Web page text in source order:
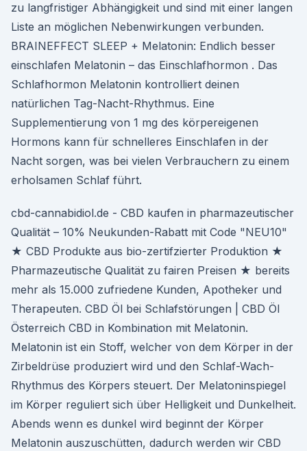
zu langfristiger Abhängigkeit und sind mit einer langen
Liste an möglichen Nebenwirkungen verbunden.
BRAINEFFECT SLEEP + Melatonin: Endlich besser
einschlafen Melatonin – das Einschlafhormon . Das
Schlafhormon Melatonin kontrolliert deinen
natürlichen Tag-Nacht-Rhythmus. Eine
Supplementierung von 1 mg des körpereigenen
Hormons kann für schnelleres Einschlafen in der
Nacht sorgen, was bei vielen Verbrauchern zu einem
erholsamen Schlaf führt.
cbd-cannabidiol.de - CBD kaufen in pharmazeutischer
Qualität – 10% Neukunden-Rabatt mit Code "NEU10"
★ CBD Produkte aus bio-zertifzierter Produktion ★
Pharmazeutische Qualität zu fairen Preisen ★ bereits
mehr als 15.000 zufriedene Kunden, Apotheker und
Therapeuten. CBD Öl bei Schlafstörungen | CBD Öl
Österreich CBD in Kombination mit Melatonin.
Melatonin ist ein Stoff, welcher von dem Körper in der
Zirbeldrüse produziert wird und den Schlaf-Wach-
Rhythmus des Körpers steuert. Der Melatoninspiegel
im Körper reguliert sich über Helligkeit und Dunkelheit.
Abends wenn es dunkel wird beginnt der Körper
Melatonin auszuschütten, dadurch werden wir CBD